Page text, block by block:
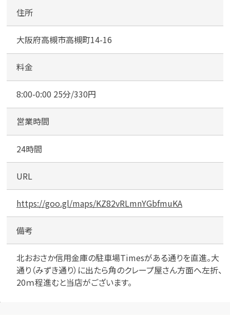
槻
前
1
住所
大阪府高槻市高槻町14-16
料金
8:00-0:00 25分/330円
営業時間
24時間
URL
https://goo.gl/maps/KZ82vRLmnYGbfmuKA
備考
北おおさか信用金庫の駐車場Timesがある通りを直進。大
通り（みずき通り）に出たら角のクレープ屋さん方面へ左折、
20ｍ程進むと当店がございます。